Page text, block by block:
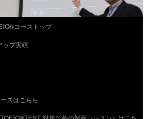
コーストップ
ップ実績
スはこちら